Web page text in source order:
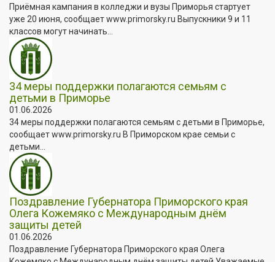
Приёмная кампания в колледжи и вузы Приморья стартует
уже 20 июня, сообщает www.primorsky.ru Выпускники 9 и 11
классов могут начинать...
34 меры поддержки полагаются семьям с
детьми в Приморье
01.06.2026
34 меры поддержки полагаются семьям с детьми в Приморье,
сообщает www.primorsky.ru В Приморском крае семьи с
детьми...
Поздравление Губернатора Приморского края
Олега Кожемяко с Международным днём
защиты детей
01.06.2026
Поздравление Губернатора Приморского края Олега